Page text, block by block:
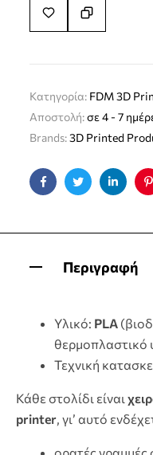
Κατηγορία: FDM 3D
Αποστολή:σε 4 - 7
Brands:3D Printed
FacebookTwitter
Περιγραφή
Υλικό: PLA
θερμοπλαστικό
Τεχνική
Κάθε στολίδι είναι
printer, γι’ αυτό